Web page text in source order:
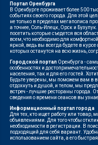
Портал Оренбурга
В Оренбурге проживает более 500
событиях своего города. Для этой
не только в пределах мегаполиса
а точнее, Соль-Илецк, Орск и
посетить которые съедется вся
всем, что необходимо для
яркой, ведь вы всегда будете в
которых останутся на всю жизнь,
Городской портал Оренбурга -
особенностях и
населения, так и для его гостей.
Будьте уверены, мы поможем вам в
отдохнуть и душой, и телом, мы
встреч - лучшие рестораны города.
сведения о времени сеансов вы
Информационный портал города
Для тех, кто ищет работу или товар,
объявлениями. Для того чтобы
необходимости в регистрации. В
подходящий для себя вариант.
использованием сайта, а его